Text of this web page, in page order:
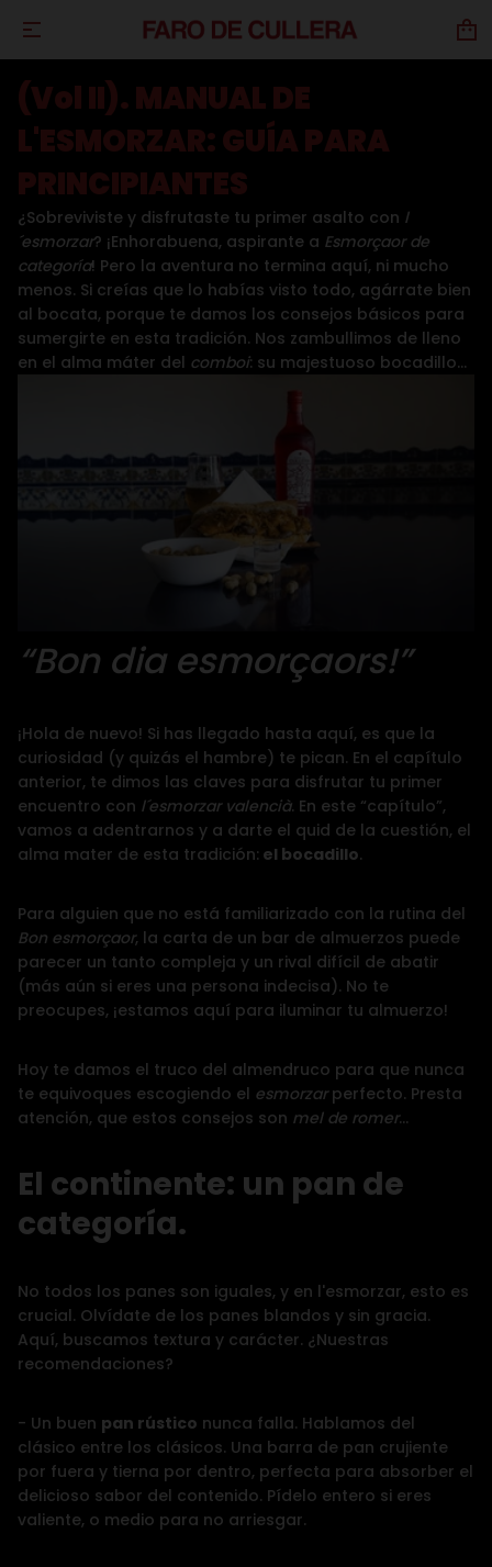
(Vol II). MANUAL DE
L'ESMORZAR: GUÍA PARA
PRINCIPIANTES
¿Sobreviviste y disfrutaste tu primer asalto con l
´esmorzar? ¡Enhorabuena, aspirante a Esmorçaor de
categoría! Pero la aventura no termina aquí, ni mucho
menos. Si creías que lo habías visto todo, agárrate bien
al bocata, porque te damos los consejos básicos para
sumergirte en esta tradición. Nos zambullimos de lleno
en el alma máter del comboi: su majestuoso bocadillo...
“Bon dia esmorçaors!”
¡Hola de nuevo! Si has llegado hasta aquí, es que la
curiosidad (y quizás el hambre) te pican. En el capítulo
anterior, te dimos las claves para disfrutar tu primer
encuentro con l´esmorzar valencià. En este “capítulo”,
vamos a adentrarnos y a darte el quid de la cuestión, el
alma mater de esta tradición: el bocadillo.
Para alguien que no está familiarizado con la rutina del
Bon esmorçaor, la carta de un bar de almuerzos puede
parecer un tanto compleja y un rival difícil de abatir
(más aún si eres una persona indecisa). No te
preocupes, ¡estamos aquí para iluminar tu almuerzo!
Hoy te damos el truco del almendruco para que nunca
te equivoques escogiendo el esmorzarperfecto. Presta
atención, que estos consejos son mel de romer…
El continente: un pan de
categoría.
No todos los panes son iguales, y en l'esmorzar, esto es
crucial. Olvídate de los panes blandos y sin gracia.
Aquí, buscamos textura y carácter. ¿Nuestras
recomendaciones?
- Un buen pan rústico nunca falla. Hablamos del
clásico entre los clásicos. Una barra de pan crujiente
por fuera y tierna por dentro, perfecta para absorber el
delicioso sabor del contenido. Pídelo entero si eres
valiente, o medio para no arriesgar.